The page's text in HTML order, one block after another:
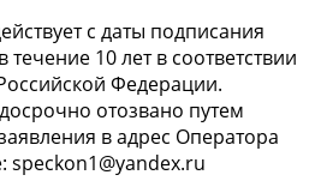
с даты подписания
течение 10 лет в соответствии
Федерации.
отозвано путем
в адрес Оператора
speckon1@yandex.ru